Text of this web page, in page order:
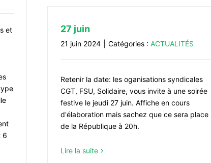
et
6
27 juin
21 juin 2024 Catégories : ACTUALITÉS
Retenir la date: les oganisations syndicales
CGT, FSU, Solidaire, vous invite à une soirée
festive le jeudi 27 juin. Affiche en cours
d'élaboration mais sachez que ce sera place
de la République à 20h.
Lire la suite